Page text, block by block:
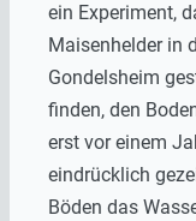
ein Experiment,
Maisenhelder in
Gondelsheim
finden, den
erst vor einem
eindrücklich
Böden das